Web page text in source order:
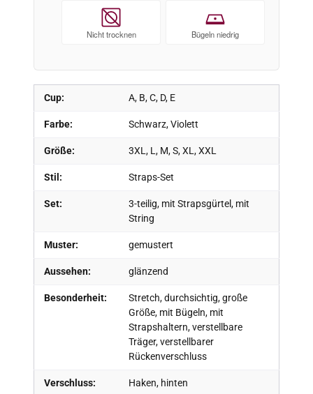
Cup: A, B, C, D, E
Farbe: Schwarz, Violett
Größe: 3XL, L, M, S, XL, XXL
Stil: Straps-Set
Set:
3-teilig, mit Strapsgürtel, mit
String
Muster: gemustert
Aussehen: glänzend
Besonderheit:
Stretch, durchsichtig, große
Größe, mit Bügeln, mit
Strapshaltern, verstellbare
Träger, verstellbarer
Rückenverschluss
Verschluss: Haken, hinten
Nicht trocknen Bügeln niedrig